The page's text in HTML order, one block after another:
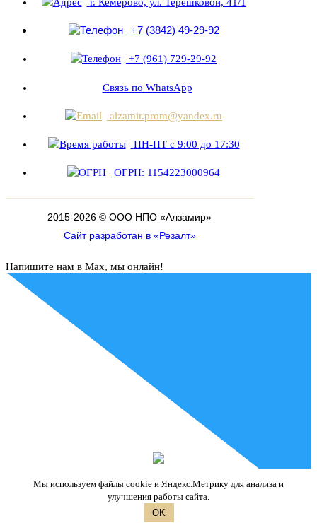
+7 (3842) 49-29-92
+7 (961) 729-29-92
Связь по WhatsApp
alzamir.prom@yandex.ru
ПН-ПТ с 9:00 до 17:30
ОГРН: 1154223000964
2015-2026 © ООО НПО «Алзамир»
Сайт разработан в «Резалт»
Напишите нам в Max, мы онлайн!
Мы используем файлы cookie и Яндекс.Метрику для анализа и
улучшения работы сайта.
OK